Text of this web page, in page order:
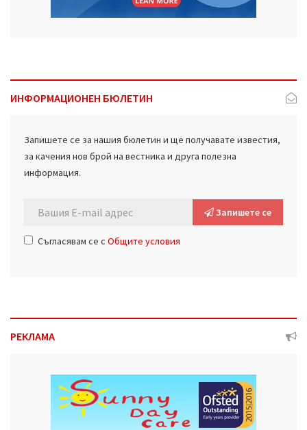
ИНФОРМАЦИОНЕН БЮЛЕТИН
Запишете се за нашия бюлетин и ще получавате известия,
за качения нов брой на вестника и друга полезна
информация.
Запишете се
Съгласявам се с Общите условия
РЕКЛАМА